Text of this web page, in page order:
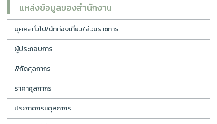
แหล่งข้อมูลของสำนักงาน
บุคคลทั่วไป/นักท่องเที่ยว/ส่วนราชการ
ผู้ประกอบการ
พิกัดศุลกากร
ราคาศุลกากร
ประกาศกรมศุลกากร